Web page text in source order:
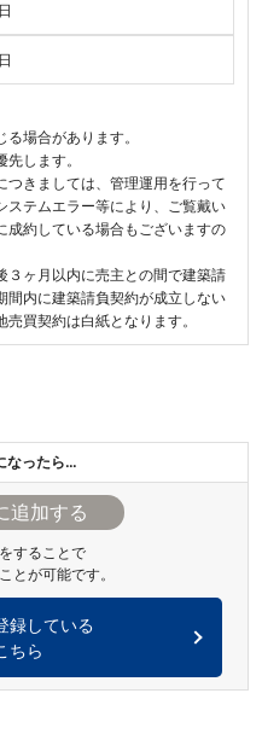
場合があります。
します。
つきましては、管理運用を行って
ステムエラー等により、ご覧戴い
成約している場合もございますの
３ヶ月以内に売主との間で建築請
間内に建築請負契約が成立しない
買契約は白紙となります。
なったら…
することで
とが可能です。
録している
ちら